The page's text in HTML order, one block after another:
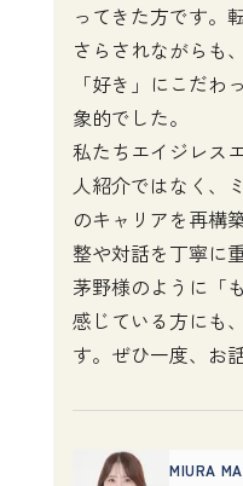
ってきた方です。
さらされながらも
「好き」にこだわ
象的でした。
私たちエイジレス
人紹介ではなく、
のキャリアを再構
整や対話を丁寧に
茅野様のように「
感じている方にも
す。ぜひ一度、お
MIURA